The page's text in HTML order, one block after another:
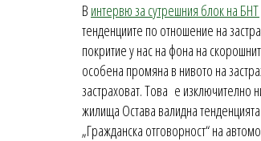
В интервю за сутрешния блок на БНТ
тенденциите по отношение на
покритие у нас на фона на
особена промяна в нивото на
застраховат. Това е изключително
жилища Остава валидна
„Гражданска отговорност“ на